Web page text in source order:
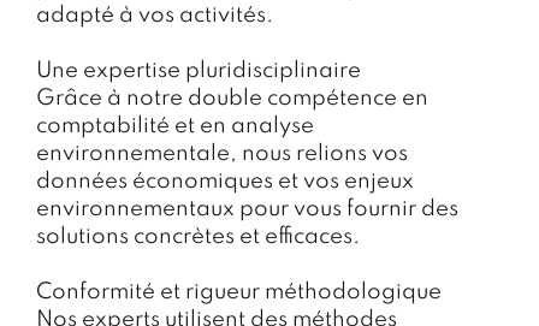
adapté à vos activités.
Une expertise pluridisciplinaire
Grâce à notre double compétence en
comptabilité et en analyse
environnementale, nous relions vos
données économiques et vos enjeux
environnementaux pour vous fournir des
solutions concrètes et efficaces.
Conformité et rigueur méthodologique
Nos experts utilisent des méthodes